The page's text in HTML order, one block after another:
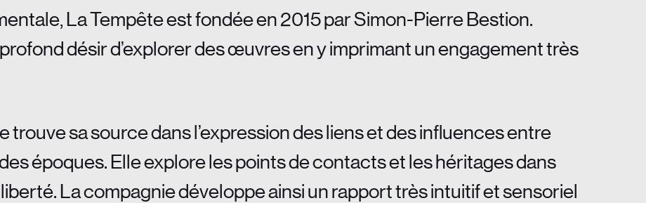
La Tempête est fondée en 2015 par Simon-Pierre Bestion.
désir d’explorer des œuvres en y imprimant un engagement très
trouve sa source dans l’expression des liens et des influences entre
époques. Elle explore les points de contacts et les héritages dans
La compagnie développe ainsi un rapport très intuitif et sensoriel